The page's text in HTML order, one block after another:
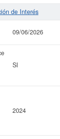
de Interés
09/06/2026
SI
2024